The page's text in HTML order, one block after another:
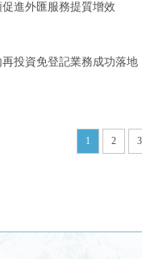
進外匯服務提質增效
投資免登記業務成功落地
1 2 3